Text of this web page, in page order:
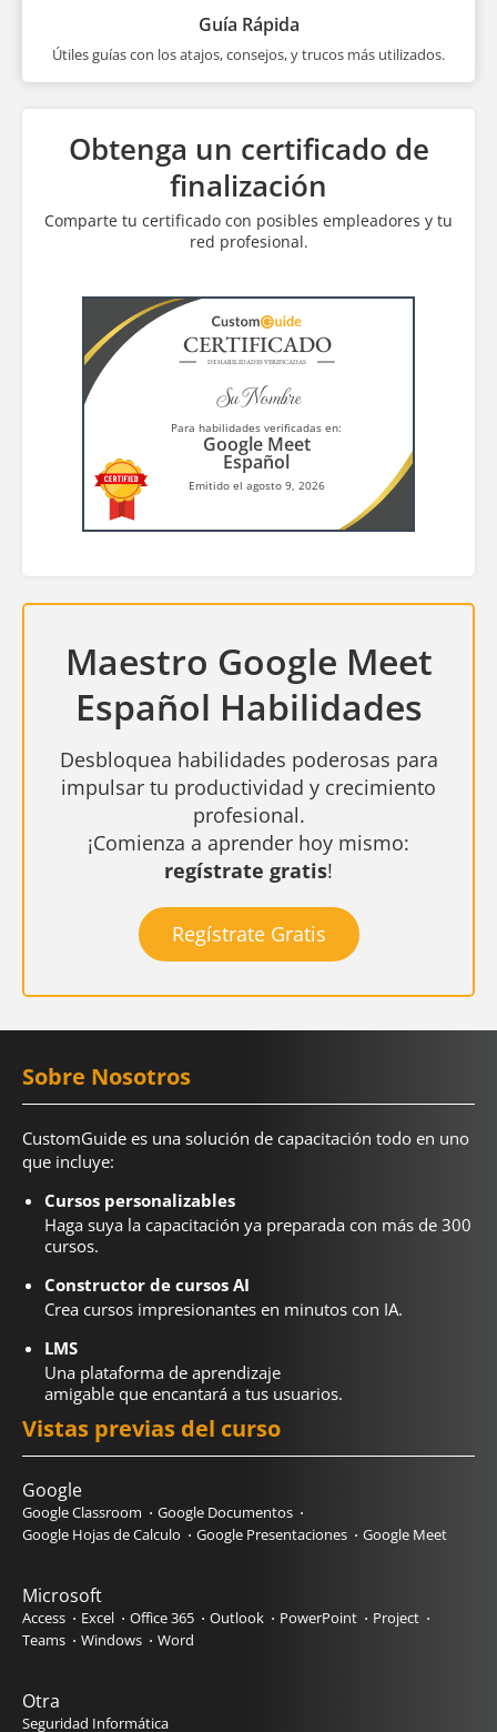
Guía Rápida
Útiles guías con los atajos, consejos, y trucos más utilizados.
Obtenga un certificado de
finalización
Comparte tu certificado con posibles empleadores y tu
red profesional.
CERTIFICADO
DE HABILIDADES VERIFICADAS
Su Nombre
Para habilidades verificadas en:
Google Meet
Español
Emitido el agosto 9, 2026
Maestro Google Meet
Español Habilidades
Desbloquea habilidades poderosas para
impulsar tu productividad y crecimiento
profesional.
¡Comienza a aprender hoy mismo:
regístrate gratis!
Regístrate Gratis
Sobre Nosotros
CustomGuide es una solución de capacitación todo en uno
que incluye:
Cursos personalizables
Haga suya la capacitación ya preparada con más de 300
cursos.
Constructor de cursos AI
Crea cursos impresionantes en minutos con IA.
LMS
Una plataforma de aprendizaje
amigable que encantará a tus usuarios.
Vistas previas del curso
Google
Google Classroom
Google Documentos
Google Hojas de Calculo
Google Presentaciones Google Meet
Microsoft
Access Excel Office 365 Outlook PowerPoint
Project
Teams
Windows Word
Otra
Seguridad Informática